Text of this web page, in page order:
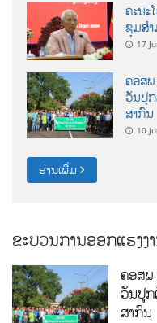
ຄະນະ
ຊຸມສ
17
ຄອສພ
ວັນປູ
ສາກົນ
10
ອ່ານເພີ່ມ
ຂະບວນການອອກແຮງງ
ຄອສພ
ວັນປູ
ສາກົນ